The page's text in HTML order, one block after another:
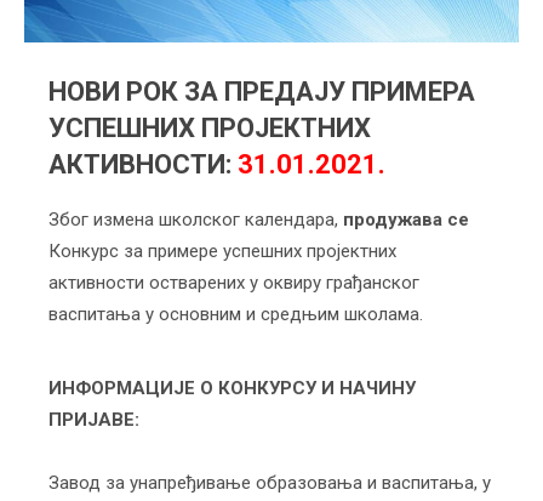
НОВИ РОК ЗА ПРЕДАЈУ ПРИМЕРА
УСПЕШНИХ ПРОЈЕКТНИХ
АКТИВНОСТИ: 31.01.2021.
Због измена школског календара, продужава се
Конкурс за примере успешних пројектних
активности остварених у оквиру грађанског
васпитања у основним и средњим школама.
ИНФОРМАЦИЈЕ О КОНКУРСУ И НАЧИНУ
ПРИЈАВЕ:
Завод за унапређивање образовања и васпитања, у